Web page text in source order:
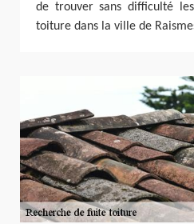
de trouver sans difficulté
toiture dans la ville de